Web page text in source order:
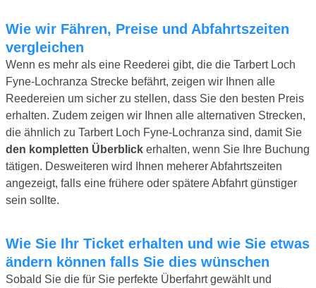
Wie wir Fähren, Preise und Abfahrtszeiten
vergleichen
Wenn es mehr als eine Reederei gibt, die die Tarbert Loch
Fyne-Lochranza Strecke befährt, zeigen wir Ihnen alle
Reedereien um sicher zu stellen, dass Sie den besten Preis
erhalten. Zudem zeigen wir Ihnen alle alternativen Strecken,
die ähnlich zu Tarbert Loch Fyne-Lochranza sind, damit Sie
den kompletten Überblick erhalten, wenn Sie Ihre Buchung
tätigen. Desweiteren wird Ihnen meherer Abfahrtszeiten
angezeigt, falls eine frühere oder spätere Abfahrt günstiger
sein sollte.
Wie Sie Ihr Ticket erhalten und wie Sie etwas
ändern können falls Sie dies wünschen
Sobald Sie die für Sie perfekte Überfahrt gewählt und